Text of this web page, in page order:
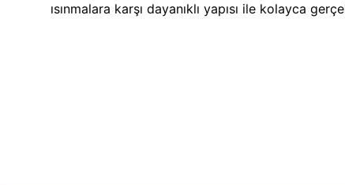
ısınmalara karşı dayanıklı yapısı ile kolayca